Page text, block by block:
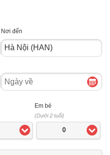
Nơi đến
Ngày
về
Em bé
(Dưới 2 tuổi)
0